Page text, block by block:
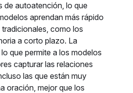
de autoatención, lo que
aprendan más rápido
como los
a corto plazo. La
que permite a los modelos
capturar las relaciones
las que están muy
oración, mejor que los